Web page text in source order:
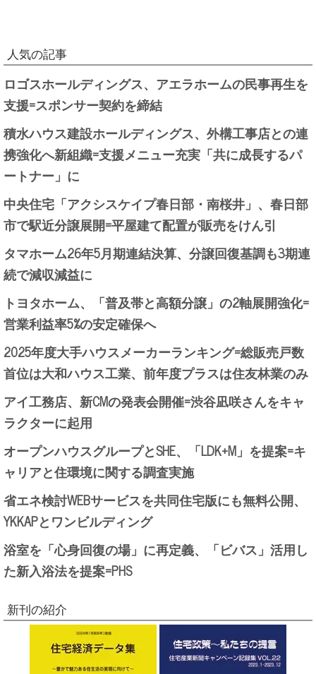
人気の記事
ロゴスホールディングス、アエラホームの民事再生を
支援=スポンサー契約を締結
積水ハウス建設ホールディングス、外構工事店との連
携強化へ新組織=支援メニュー充実「共に成長するパ
ートナー」に
中央住宅「アクシスケイプ春日部・南桜井」、春日部
市で駅近分譲展開=平屋建て配置が販売をけん引
タマホーム26年5月期連結決算、分譲回復基調も3期連
続で減収減益に
トヨタホーム、「普及帯と高額分譲」の2軸展開強化=
営業利益率5%の安定確保へ
2025年度大手ハウスメーカーランキング=総販売戸数
首位は大和ハウス工業、前年度プラスは住友林業のみ
アイ工務店、新CMの発表会開催=渋谷凪咲さんをキャ
ラクターに起用
オープンハウスグループとSHE、「LDK+M」を提案=キ
ャリアと住環境に関する調査実施
省エネ検討WEBサービスを共同住宅版にも無料公開、
YKKAPとワンビルディング
浴室を「心身回復の場」に再定義、「ビバス」活用し
た新入浴法を提案=PHS
新刊の紹介